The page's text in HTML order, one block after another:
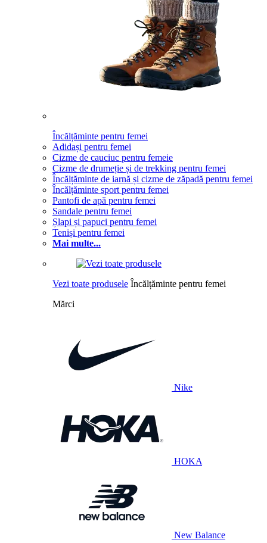
Încălțăminte pentru femei
Adidași pentru femei
Cizme de cauciuc pentru femeie
Cizme de drumeție și de trekking pentru femei
Încălțăminte de iarnă și cizme de zăpadă pentru femei
Încălțăminte sport pentru femei
Pantofi de apă pentru femei
Sandale pentru femei
Șlapi și papuci pentru femei
Teniși pentru femei
Mai multe...
Vezi toate produsele Încălțăminte pentru femei
Mărci
Nike
HOKA
New Balance